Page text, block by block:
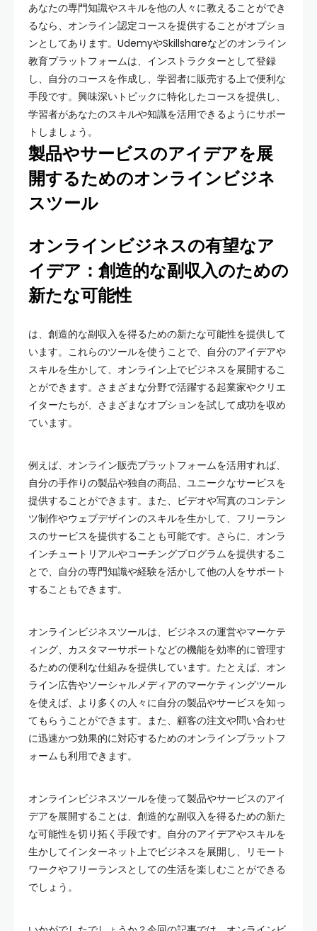
あなたの専門知識やスキルを他の人々に教えることができ
るなら、オンライン認定コースを提供することがオプショ
ンとしてあります。UdemyやSkillshareなどのオンライン
教育プラットフォームは、インストラクターとして登録
し、自分のコースを作成し、学習者に販売する上で便利な
手段です。興味深いトピックに特化したコースを提供し、
学習者があなたのスキルや知識を活用できるようにサポー
トしましょう。
製品やサービスのアイデアを展
開するためのオンラインビジネ
スツール
オンラインビジネスの有望なア
イデア：創造的な副収入のための
新たな可能性
は、創造的な副収入を得るための新たな可能性を提供して
います。これらのツールを使うことで、自分のアイデアや
スキルを生かして、オンライン上でビジネスを展開するこ
とができます。さまざまな分野で活躍する起業家やクリエ
イターたちが、さまざまなオプションを試して成功を収め
ています。
例えば、オンライン販売プラットフォームを活用すれば、
自分の手作りの製品や独自の商品、ユニークなサービスを
提供することができます。また、ビデオや写真のコンテン
ツ制作やウェブデザインのスキルを生かして、フリーラン
スのサービスを提供することも可能です。さらに、オンラ
インチュートリアルやコーチングプログラムを提供するこ
とで、自分の専門知識や経験を活かして他の人をサポート
することもできます。
オンラインビジネスツールは、ビジネスの運営やマーケテ
ィング、カスタマーサポートなどの機能を効率的に管理す
るための便利な仕組みを提供しています。たとえば、オン
ライン広告やソーシャルメディアのマーケティングツール
を使えば、より多くの人々に自分の製品やサービスを知っ
てもらうことができます。また、顧客の注文や問い合わせ
に迅速かつ効果的に対応するためのオンラインプラットフ
ォームも利用できます。
オンラインビジネスツールを使って製品やサービスのアイ
デアを展開することは、創造的な副収入を得るための新た
な可能性を切り拓く手段です。自分のアイデアやスキルを
生かしてインターネット上でビジネスを展開し、リモート
ワークやフリーランスとしての生活を楽しむことができる
でしょう。